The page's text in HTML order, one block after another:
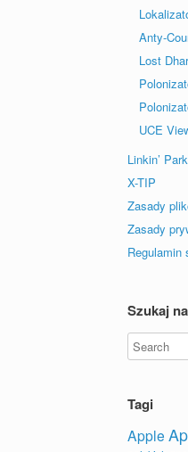
Anty-
Lost
UCE
Linkin’ Park
X-TIP
Zasady
Zasady
Regulamin
Szukaj
Tagi
Apple